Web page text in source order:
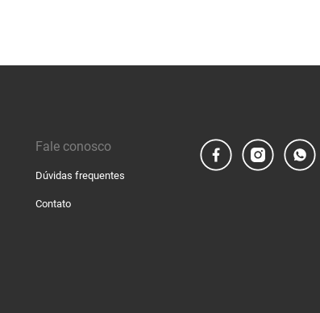
Fale conosco
Dúvidas frequentes
Contato